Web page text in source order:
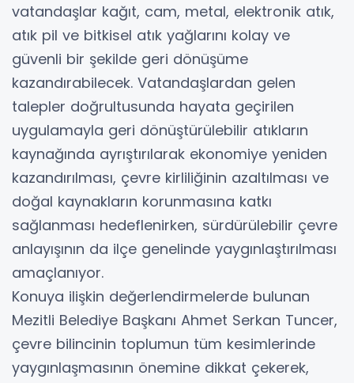
vatandaşlar kağıt, cam, metal, elektronik atık,
atık pil ve bitkisel atık yağlarını kolay ve
güvenli bir şekilde geri dönüşüme
kazandırabilecek. Vatandaşlardan gelen
talepler doğrultusunda hayata geçirilen
uygulamayla geri dönüştürülebilir atıkların
kaynağında ayrıştırılarak ekonomiye yeniden
kazandırılması, çevre kirliliğinin azaltılması ve
doğal kaynakların korunmasına katkı
sağlanması hedeflenirken, sürdürülebilir çevre
anlayışının da ilçe genelinde yaygınlaştırılması
amaçlanıyor.
Konuya ilişkin değerlendirmelerde bulunan
Mezitli Belediye Başkanı Ahmet Serkan Tuncer,
çevre bilincinin toplumun tüm kesimlerinde
yaygınlaşmasının önemine dikkat çekerek,